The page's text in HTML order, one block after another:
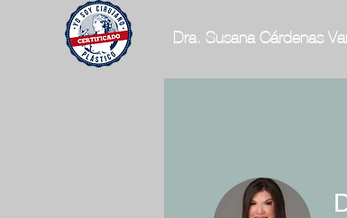
Dra. Susana Cárdenas